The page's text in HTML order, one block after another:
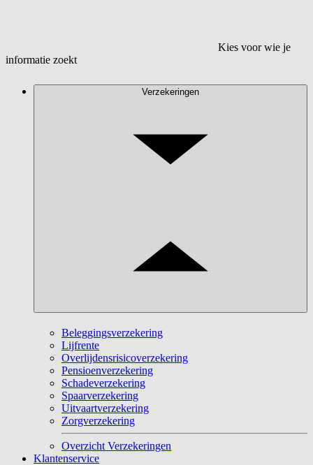
Kies voor wie je
informatie zoekt
Verzekeringen
Beleggingsverzekering
Lijfrente
Overlijdensrisicoverzekering
Pensioenverzekering
Schadeverzekering
Spaarverzekering
Uitvaartverzekering
Zorgverzekering
Overzicht Verzekeringen
Klantenservice